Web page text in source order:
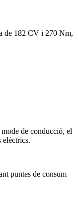
de 182 CV i 270 Nm,
de conducció, el
elèctrics.
puntes de consum